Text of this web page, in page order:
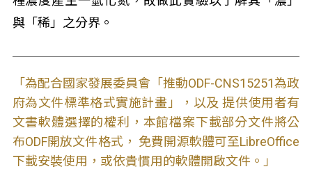
與「稀」之分界。
「為配合國家發展委員會「推動ODF-CNS15251為政
府為文件標準格式實施計畫」，以及 提供使用者有
文書軟體選擇的權利，本館檔案下載部分文件將公
布ODF開放文件格式， 免費開源軟體可至LibreOffice
下載安裝使用，或依貴慣用的軟體開啟文件。」